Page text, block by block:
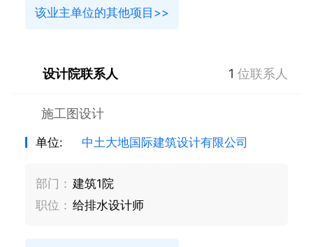
该业主单位的其他项目>>
设计院联系人 1 位联系人
施工图设计
单位: 中土大地国际建筑设计有限公司
部门： 建筑1院
职位： 给排水设计师